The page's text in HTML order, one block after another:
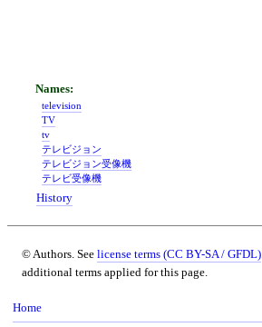
television
TV
tv
テレビジョン
テレビジョン受像機
テレビ受像機
History
© Authors. See license terms (CC BY-SA / GFDL)
additional terms applied for this page.
Home